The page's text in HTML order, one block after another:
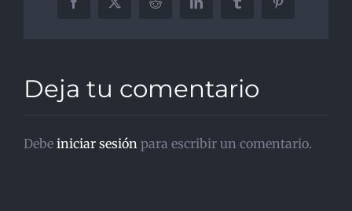
Facebook
X Reddit LinkedInTumblr Pinterest
Deja tu comentario
Debe iniciar sesión para escribir un comentario.